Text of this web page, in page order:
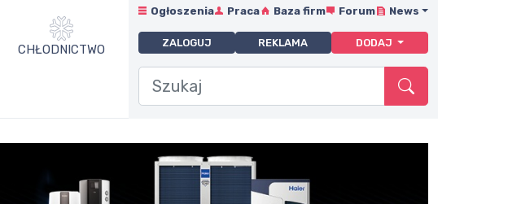
CHŁODNICTWO
Ogłoszenia Praca Baza firm Forum News
ZALOGUJ REKLAMA DODAJ